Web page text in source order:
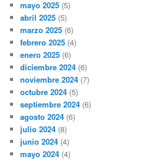
mayo 2025 (5)
abril 2025 (5)
marzo 2025 (6)
febrero 2025 (4)
enero 2025 (6)
diciembre 2024 (6)
noviembre 2024 (7)
octubre 2024 (5)
septiembre 2024 (6)
agosto 2024 (6)
julio 2024 (8)
junio 2024 (4)
mayo 2024 (4)